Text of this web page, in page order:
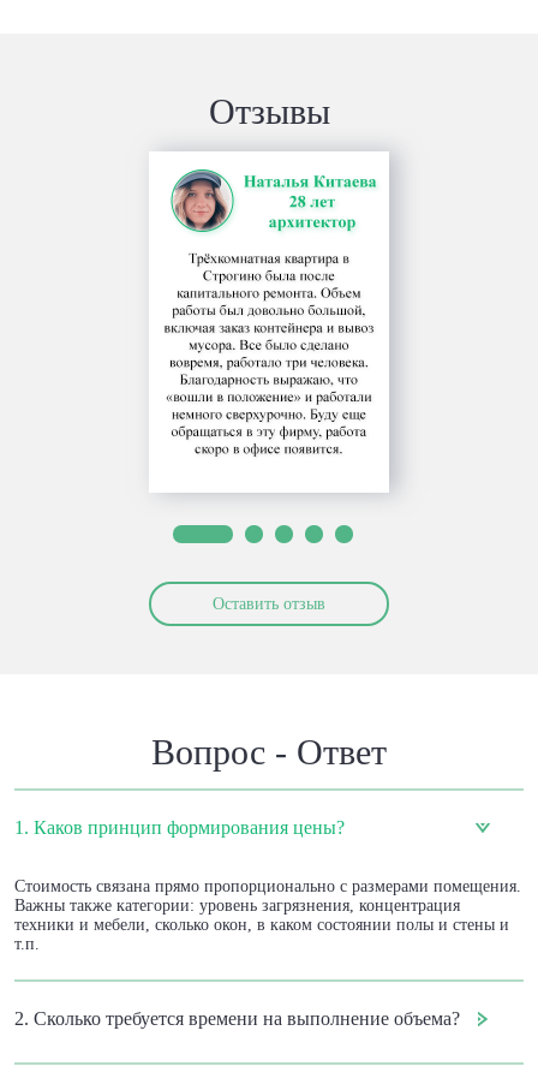
Отзывы
Оставить отзыв
Вопрос - Ответ
1. Каков принцип формирования цены?
Стоимость связана прямо пропорционально с размерами помещения.
Важны также категории: уровень загрязнения, концентрация
техники и мебели, сколько окон, в каком состоянии полы и стены и
т.п.
2. Сколько требуется времени на выполнение объема?